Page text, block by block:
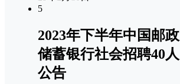
5
2023年下半年中国邮政
储蓄银行社会招聘40人
公告